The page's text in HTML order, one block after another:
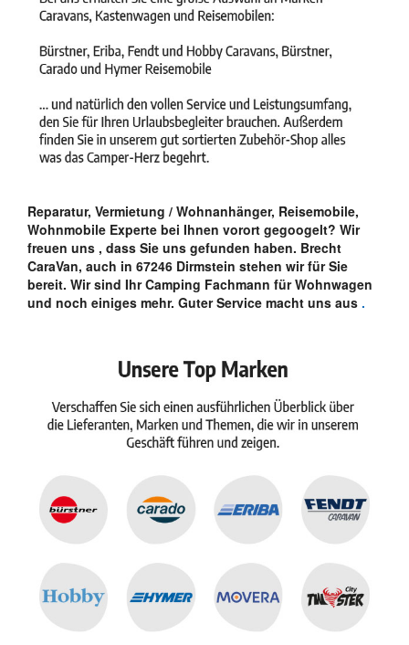
Reparatur, Vermietung / Wohnanhänger, Reisemobile,
Wohnmobile Experte bei Ihnen vorort gegoogelt? Wir
freuen uns , dass Sie uns gefunden haben. Brecht
CaraVan, auch in 67246 Dirmstein stehen wir für Sie
bereit. Wir sind Ihr Camping Fachmann für Wohnwagen
und noch einiges mehr. Guter Service macht uns aus .